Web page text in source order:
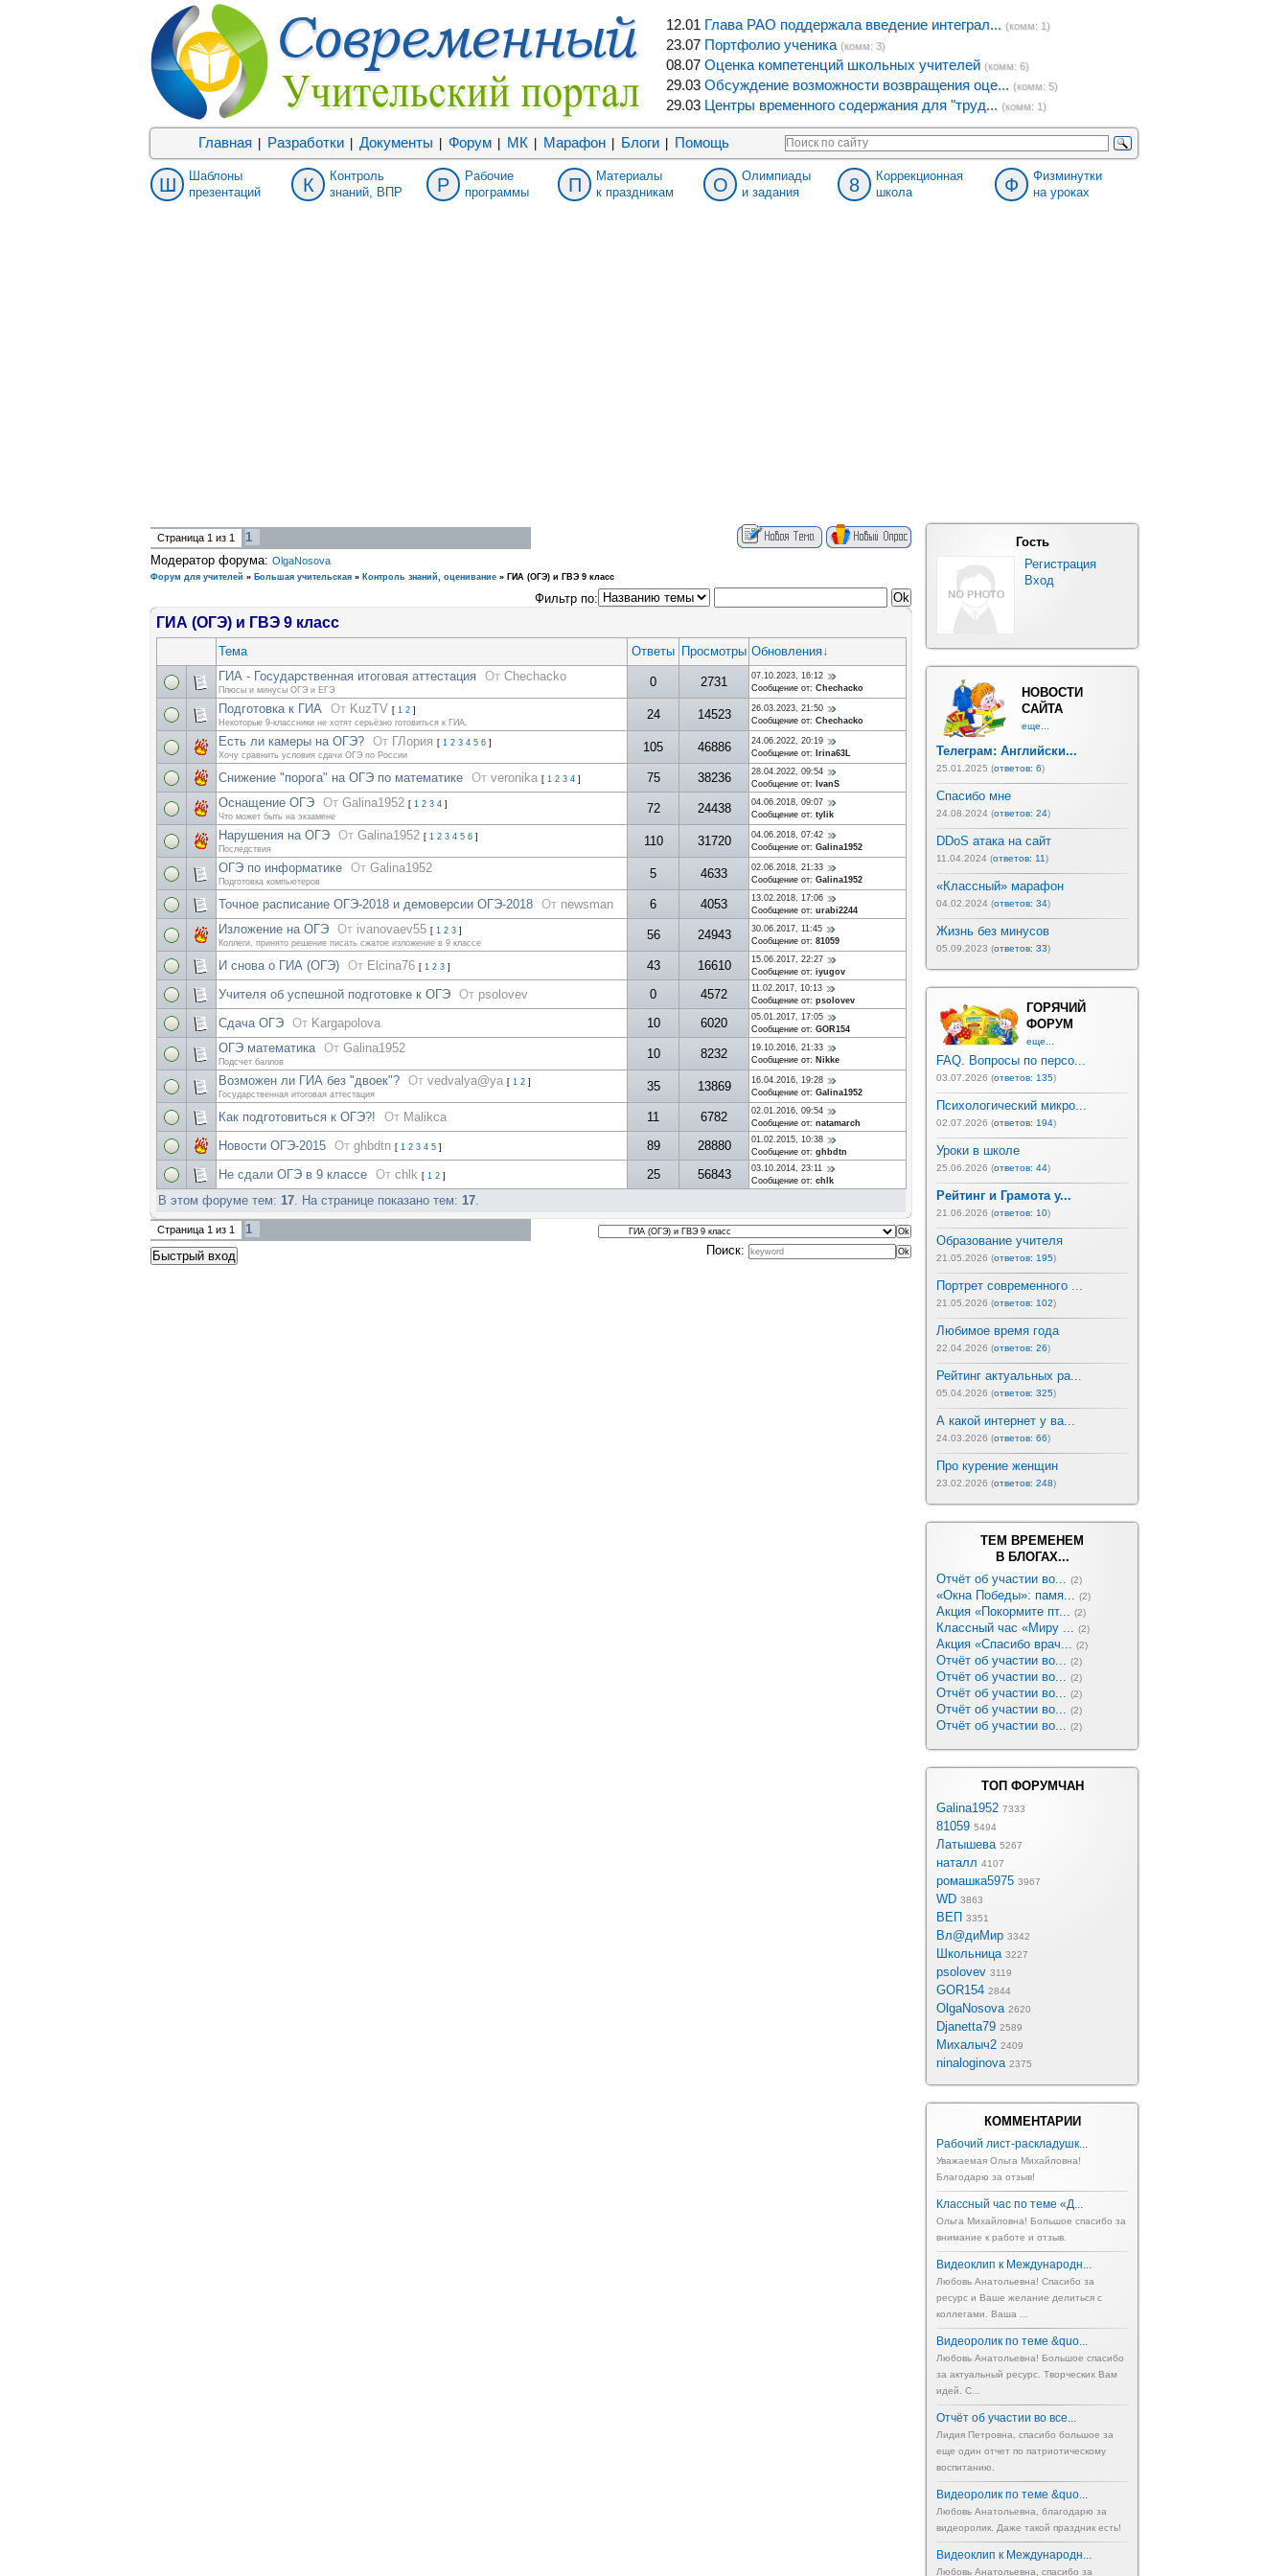
12.01 Глава РАО поддержала введение интеграл... (комм: 1)
23.07 Портфолио ученика (комм: 3)
08.07 Оценка компетенций школьных учителей (комм: 6)
29.03 Обсуждение возможности возвращения оце... (комм: 5)
29.03 Центры временного содержания для "труд... (комм: 1)
Главная Разработки Документы Форум МК Марафон Блоги Помощь
Ш
Шаблоны
презентаций
К
Контроль
знаний, ВПР
Р
Рабочие
программы
П
Материалы
к праздникам
О
Олимпиады
и задания
8
Коррекционная
школа
Ф
Физминутки
на уроках
Страница 1 из 1
1
Модератор форума: OlgaNosova
Форум для учителей » Большая учительская » Контроль знаний, оценивание » ГИА (ОГЭ) и ГВЭ 9 класс
Фильтр по:
ГИА (ОГЭ) и ГВЭ 9 класс
Тема Ответы Просмотры Обновления↓
ГИА - Государственная итоговая аттестация От Chechacko
Плюсы и минусы ОГЭ и ЕГЭ
0 2731
07.10.2023, 16:12
Сообщение от: Chechacko
Подготовка к ГИА От KuzTV [ 1 2 ]
Некоторые 9-классники не хотят серьёзно готовиться к ГИА.
24 14523
26.03.2023, 21:50
Сообщение от: Chechacko
Есть ли камеры на ОГЭ? От ГЛория [ 1 2 3 4 5 6 ]
Хочу сравнить условия сдачи ОГЭ по России
105 46886
24.06.2022, 20:19
Сообщение от:
Irina63L
Снижение "порога" на ОГЭ по математике От veronika [ 1 2 3 4 ] 75 38236
28.04.2022, 09:54
Сообщение от:
IvanS
Оснащение ОГЭ От Galina1952 [ 1 2 3 4 ]
Что может быть на экзамене
72 24438
04.06.2018, 09:07
Сообщение от: tylik
Нарушения на ОГЭ От Galina1952 [ 1 2 3 4 5 6 ]
Последствия
110 31720
04.06.2018, 07:42
Сообщение от: Galina1952
ОГЭ по информатике От Galina1952
Подготовка компьютеров
5 4633
02.06.2018, 21:33
Сообщение от: Galina1952
Точное расписание ОГЭ-2018 и демоверсии ОГЭ-2018 От newsman 6 4053
13.02.2018, 17:06
Сообщение от: urabi2244
Изложение на ОГЭ От ivanovaev55 [ 1 2 3 ]
Коллеги, принято решение писать сжатое изложение в 9 классе
56 24943
30.06.2017, 11:45
Сообщение от: 81059
И снова о ГИА (ОГЭ) От Elcina76 [ 1 2 3 ] 43 16610
15.06.2017, 22:27
Сообщение от: iyugov
Учителя об успешной подготовке к ОГЭ От psolovev 0 4572
11.02.2017, 10:13
Сообщение от: psolovev
Сдача ОГЭ От Kargapolova 10 6020
05.01.2017, 17:05
Сообщение от: GOR154
ОГЭ математика От Galina1952
Подсчет баллов
10 8232
19.10.2016, 21:33
Сообщение от: Nikke
Возможен ли ГИА без "двоек"? От vedvalya@ya [ 1 2 ]
Государственная итоговая аттестация
35 13869
16.04.2016, 19:28
Сообщение от: Galina1952
Как подготовиться к ОГЭ?! От Malikca 11 6782
02.01.2016, 09:54
Сообщение от: natamarch
Новости ОГЭ-2015 От ghbdtn [ 1 2 3 4 5 ] 89 28880
01.02.2015, 10:38
Сообщение от: ghbdtn
Не сдали ОГЭ в 9 классе От chlk [ 1 2 ] 25 56843
03.10.2014, 23:11
Сообщение от: chlk
В этом форуме тем: 17. На странице показано тем: 17.
Страница 1 из 1
1
Поиск:
Гость
Регистрация
Вход
НОВОСТИ
САЙТА
еще...
Телеграм: Английски...
25.01.2025 (ответов: 6)
Спасибо мне
24.08.2024 (ответов: 24)
DDoS атака на сайт
11.04.2024 (ответов: 11)
«Классный» марафон
04.02.2024 (ответов: 34)
Жизнь без минусов
05.09.2023 (ответов: 33)
ГОРЯЧИЙ
ФОРУМ
еще...
FAQ. Вопросы по персо...
03.07.2026 (ответов: 135)
Психологический микро...
02.07.2026 (ответов: 194)
Уроки в школе
25.06.2026 (ответов: 44)
Рейтинг и Грамота у...
21.06.2026 (ответов: 10)
Образование учителя
21.05.2026 (ответов: 195)
Портрет современного ...
21.05.2026 (ответов: 102)
Любимое время года
22.04.2026 (ответов: 26)
Рейтинг актуальных ра...
05.04.2026 (ответов: 325)
А какой интернет у ва...
24.03.2026 (ответов: 66)
Про курение женщин
23.02.2026 (ответов: 248)
ТЕМ ВРЕМЕНЕМ
В БЛОГАХ...
Отчёт об участии во... (2)
«Окна Победы»: памя... (2)
Акция «Покормите пт... (2)
Классный час «Миру ... (2)
Акция «Спасибо врач... (2)
Отчёт об участии во... (2)
Отчёт об участии во... (2)
Отчёт об участии во... (2)
Отчёт об участии во... (2)
Отчёт об участии во... (2)
ТОП ФОРУМЧАН
Galina1952 7333
81059 5494
Латышева 5267
наталл 4107
ромашка5975 3967
WD 3863
ВЕП 3351
Вл@диМир 3342
Школьница 3227
psolovev 3119
GOR154 2844
OlgaNosova 2620
Djanetta79 2589
Михалыч2 2409
ninaloginova 2375
КОММЕНТАРИИ
Рабочий лист-раскладушк...
Уважаемая Ольга Михайловна!
Благодарю за отзыв!
Классный час по теме «Д...
Ольга Михайловна! Большое спасибо за
внимание к работе и отзыв.
Видеоклип к Международн...
Любовь Анатольевна! Спасибо за
ресурс и Ваше желание делиться с
коллегами. Ваша ...
Видеоролик по теме &quo...
Любовь Анатольевна! Большое спасибо
за актуальный ресурс. Творческих Вам
идей. С...
Отчёт об участии во все...
Лидия Петровна, спасибо большое за
еще один отчет по патриотическому
воспитанию.
Видеоролик по теме &quo...
Любовь Анатольевна, благодарю за
видеоролик. Даже такой праздник есть!
Видеоклип к Международн...
Любовь Анатольевна, спасибо за